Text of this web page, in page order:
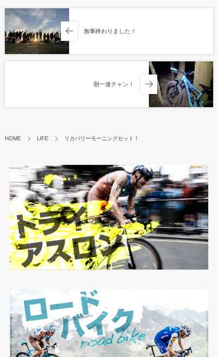
無事終わりました！
朝一連チャン！
HOME LIFE リカバリーモーニングセット！